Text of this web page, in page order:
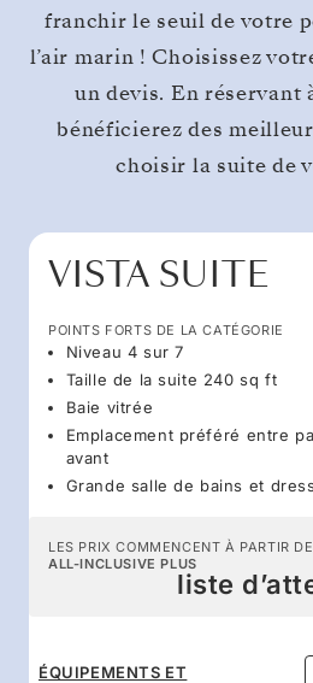
franchir le seuil de votre
l’air marin ! Choisissez
un devis. En réservant
bénéficierez des
choisir la suite de
VISTA SUITE
POINTS FORTS DE LA CATÉGORIE
Niveau 4 sur 7
Taille de la suite 240 sq ft
Baie vitrée
Emplacement préféré entre
avant
Grande salle de bains et
LES PRIX COMMENCENT À PARTIR DE
ALL-INCLUSIVE PLUS
liste
ÉQUIPEMENTS ET